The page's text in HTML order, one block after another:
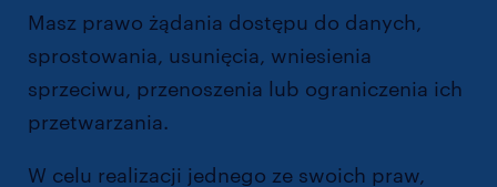
Masz prawo żądania dostępu do danych,
sprostowania, usunięcia, wniesienia
sprzeciwu, przenoszenia lub ograniczenia ich
przetwarzania.
W celu realizacji jednego ze swoich praw,